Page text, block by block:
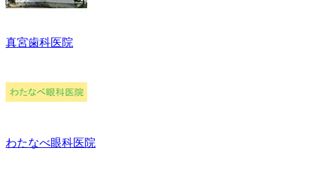
真宮歯科医院
わたなべ眼科医院